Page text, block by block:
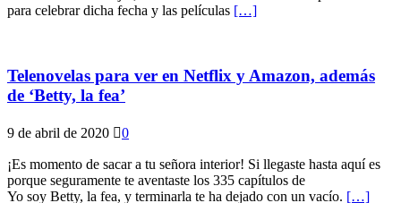
para celebrar dicha fecha y las películas […]
Telenovelas para ver en Netflix y Amazon, además
de ‘Betty, la fea’
9 de abril de 2020 0
¡Es momento de sacar a tu señora interior! Si llegaste hasta aquí es
porque seguramente te aventaste los 335 capítulos de
Yo soy Betty, la fea, y terminarla te ha dejado con un vacío. […]